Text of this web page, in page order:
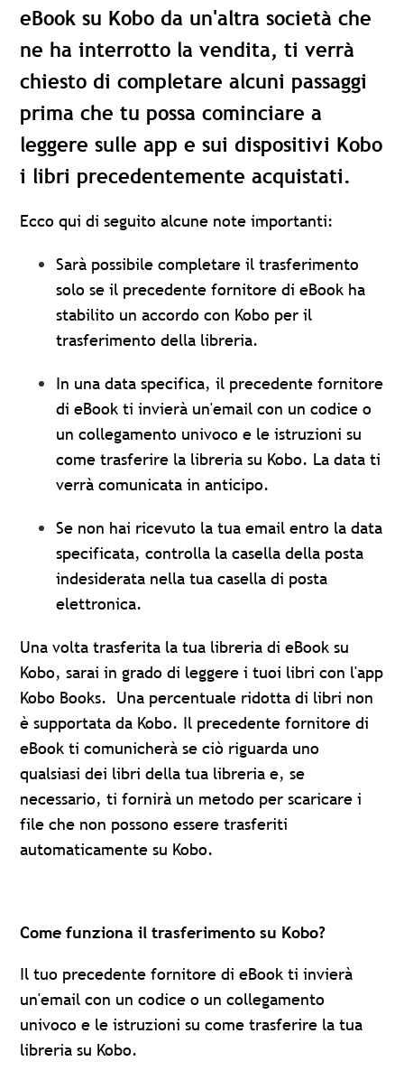
eBook su Kobo da un'altra società che
ne ha interrotto la vendita, ti verrà
chiesto di completare alcuni passaggi
prima che tu possa cominciare a
leggere sulle app e sui dispositivi Kobo
i libri precedentemente acquistati.
Ecco qui di seguito alcune note importanti:
Sarà possibile completare il trasferimento
solo se il precedente fornitore di eBook ha
stabilito un accordo con Kobo per il
trasferimento della libreria.
In una data specifica, il precedente fornitore
di eBook ti invierà un'email con un codice o
un collegamento univoco e le istruzioni su
come trasferire la libreria su Kobo. La data ti
verrà comunicata in anticipo.
Se non hai ricevuto la tua email entro la data
specificata, controlla la casella della posta
indesiderata nella tua casella di posta
elettronica.
Una volta trasferita la tua libreria di eBook su
Kobo, sarai in grado di leggere i tuoi libri con l'app
Kobo Books. Una percentuale ridotta di libri non
è supportata da Kobo. Il precedente fornitore di
eBook ti comunicherà se ciò riguarda uno
qualsiasi dei libri della tua libreria e, se
necessario, ti fornirà un metodo per scaricare i
file che non possono essere trasferiti
automaticamente su Kobo.
Come funziona il trasferimento su Kobo?
Il tuo precedente fornitore di eBook ti invierà
un'email con un codice o un collegamento
univoco e le istruzioni su come trasferire la tua
libreria su Kobo.